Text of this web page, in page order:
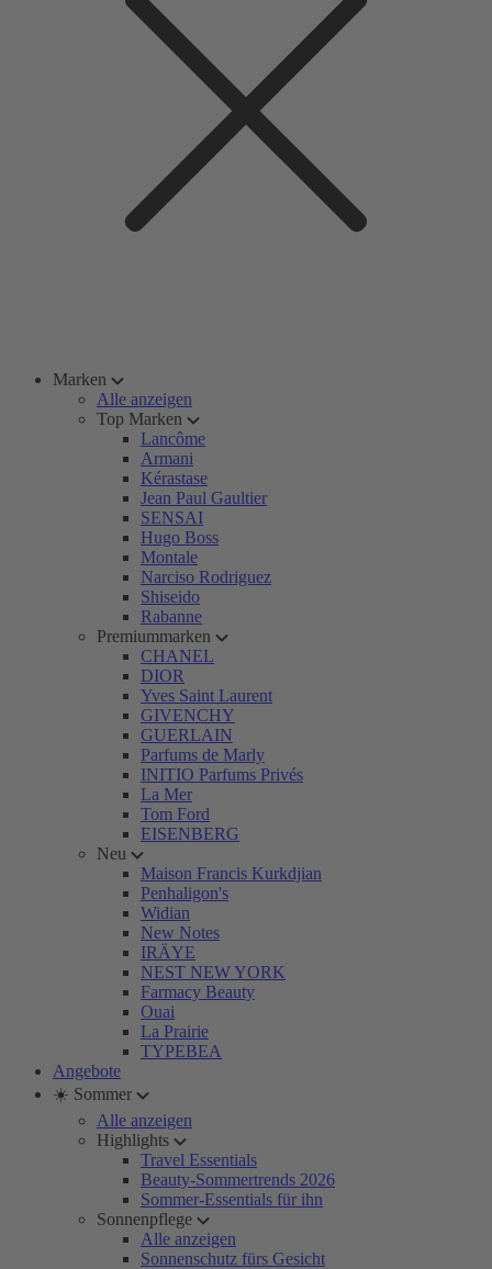
Marken
Alle anzeigen
Top Marken
Lancôme
Armani
Kérastase
Jean Paul Gaultier
SENSAI
Hugo Boss
Montale
Narciso Rodriguez
Shiseido
Rabanne
Premiummarken
CHANEL
DIOR
Yves Saint Laurent
GIVENCHY
GUERLAIN
Parfums de Marly
INITIO Parfums Privés
La Mer
Tom Ford
EISENBERG
Neu
Maison Francis Kurkdjian
Penhaligon's
Widian
New Notes
IRÄYE
NEST NEW YORK
Farmacy Beauty
Ouai
La Prairie
TYPEBEA
Angebote
☀️ Sommer
Alle anzeigen
Highlights
Travel Essentials
Beauty-Sommertrends 2026
Sommer-Essentials für ihn
Sonnenpflege
Alle anzeigen
Sonnenschutz fürs Gesicht